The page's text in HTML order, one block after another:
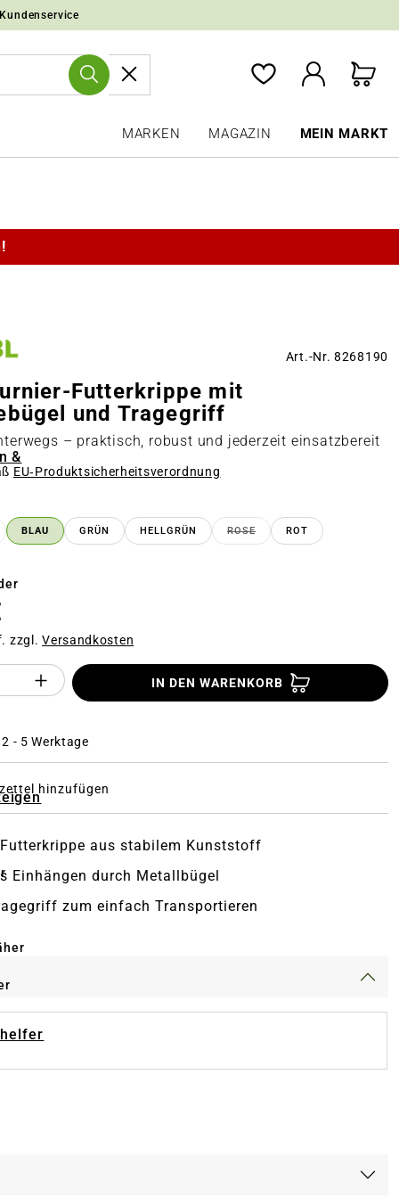
MARKEN MAGAZIN MEIN MARKT
&
Art.-Nr. 8268190
Futterkrippe mit
und Tragegriff
– praktisch, robust und jederzeit einsatzbereit
EU‑Produktsicherheitsverordnung
IST ZURZEIT NICHT VERFÜGBAR.)
BLAU GRÜN HELLGRÜN ROSE(DIESE OPTION IST
ROT
zzgl.Versandkosten
des Produktes "%product%":
IN DEN WARENKORB
- 5 Werktage
hinzufügen
aus stabilem Kunststoff
Einhängen durch Metallbügel
zum einfach Transportieren